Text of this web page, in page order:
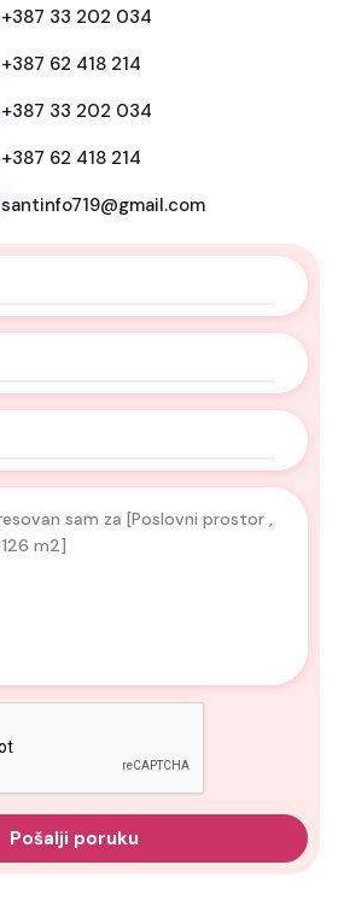
+387 33 202 034
+387 62 418 214
+387 33 202 034
+387 62 418 214
santinfo719@gmail.com
Pošalji poruku